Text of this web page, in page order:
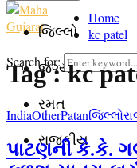
જિલ્લો
જગ્યા
રમત
રાજકીય
Search for:
Home
kc patel
Tag : kc
IndiaOtherPatanજિલ્લો
પાટણની કે.કે.